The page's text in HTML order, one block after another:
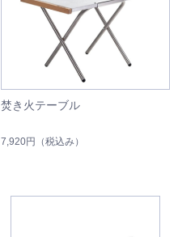
焚き火テーブル
7,920円 （税込み）